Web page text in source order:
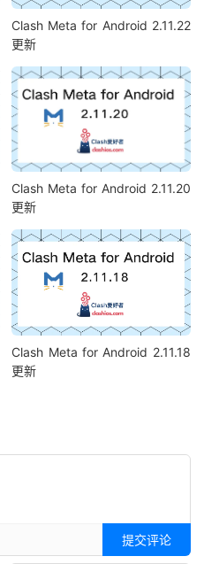
Clash Meta for Android 2.11.22
更新
Clash Meta for Android 2.11.20
更新
Clash Meta for Android 2.11.18
更新
提交评论